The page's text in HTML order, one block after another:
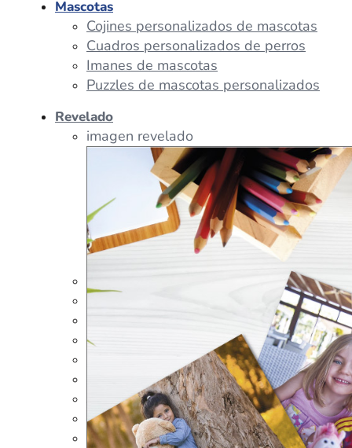
Tazas Personalizadas
Peluches Personalizados
Portalápices Personalizados
Puzles Personalizados
Juegos de Mesa
Alfombrillas Personalizadas
Lámparas LED
Mascotas
Cojines personalizados de mascotas
Cuadros personalizados de perros
Imanes de mascotas
Puzzles de mascotas personalizados
Revelado
imagen revelado